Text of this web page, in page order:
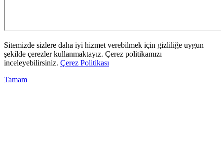
Sitemizde sizlere daha iyi hizmet verebilmek için gizliliğe uygun
şekilde çerezler kullanmaktayız. Çerez politikamızı
inceleyebilirsiniz. Çerez Politikası
Tamam